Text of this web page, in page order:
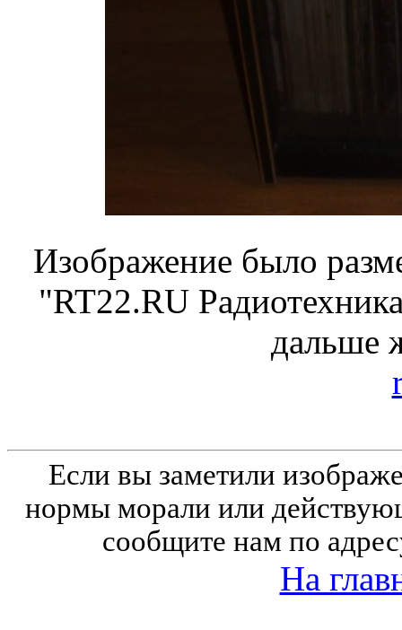
Изображение было
"RT22.RU
дальше
Если вы заметили
нормы морали или
сообщите нам по
На